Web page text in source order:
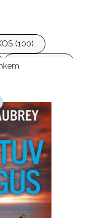
(100)
Ajakirjad (17)
(294)
(230)
(1775)
(30)
(121)